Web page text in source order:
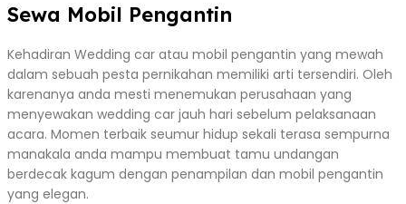
Sewa Mobil Pengantin
Kehadiran Wedding car atau mobil pengantin yang mewah
dalam sebuah pesta pernikahan memiliki arti tersendiri. Oleh
karenanya anda mesti menemukan perusahaan yang
menyewakan wedding car jauh hari sebelum pelaksanaan
acara. Momen terbaik seumur hidup sekali terasa sempurna
manakala anda mampu membuat tamu undangan
berdecak kagum dengan penampilan dan mobil pengantin
yang elegan.